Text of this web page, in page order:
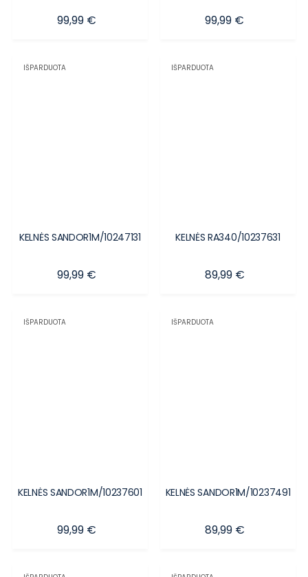
Kaina
99,99 € Kaina
99,99 €
IŠPARDUOTA
KELNĖS SANDOR1M/10247131
Kaina
99,99 €
IŠPARDUOTA
KELNĖS RA340/10237631
Kaina
89,99 €
IŠPARDUOTA
KELNĖS SANDOR1M/10237601
Kaina
99,99 €
IŠPARDUOTA
KELNĖS SANDOR1M/10237491
Kaina
89,99 €